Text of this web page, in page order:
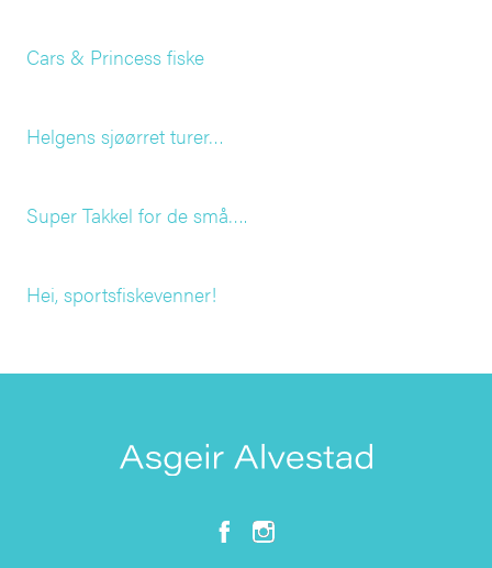
Cars & Princess fiske
Helgens sjøørret turer…
Super Takkel for de små….
Hei, sportsfiskevenner!